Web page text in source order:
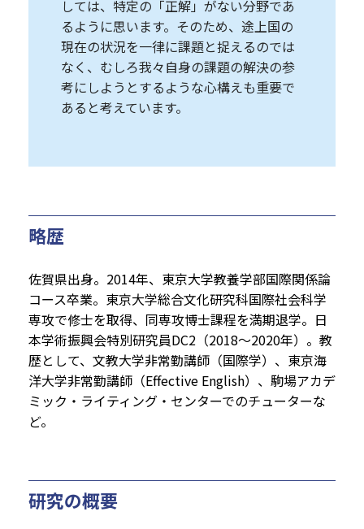
しては、特定の「正解」がない分野であ
るように思います。そのため、途上国の
現在の状況を一律に課題と捉えるのでは
なく、むしろ我々自身の課題の解決の参
考にしようとするような心構えも重要で
あると考えています。
略歴
佐賀県出身。2014年、東京大学教養学部国際関係論
コース卒業。東京大学総合文化研究科国際社会科学
専攻で修士を取得、同専攻博士課程を満期退学。日
本学術振興会特別研究員DC2（2018～2020年）。教
歴として、文教大学非常勤講師（国際学）、東京海
洋大学非常勤講師（Effective English）、駒場アカデ
ミック・ライティング・センターでのチューターな
ど。
研究の概要